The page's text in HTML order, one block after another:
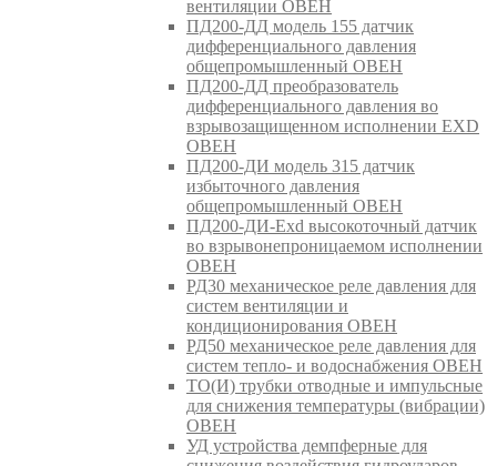
вентиляции ОВЕН
ПД200-ДД модель 155 датчик
дифференциального давления
общепромышленный ОВЕН
ПД200-ДД преобразователь
дифференциального давления во
взрывозащищенном исполнении EXD
ОВЕН
ПД200-ДИ модель 315 датчик
избыточного давления
общепромышленный ОВЕН
ПД200-ДИ-Exd высокоточный датчик
во взрывонепроницаемом исполнении
ОВЕН
РД30 механическое реле давления для
систем вентиляции и
кондиционирования ОВЕН
РД50 механическое реле давления для
систем тепло- и водоснабжения ОВЕН
ТО(И) трубки отводные и импульсные
для снижения температуры (вибрации)
ОВЕН
УД устройства демпферные для